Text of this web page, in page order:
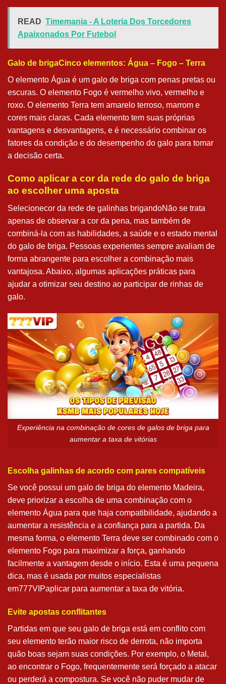
READ Timemania - A Loteria Dos Torcedores
Apaixonados Por Futebol
Galo de brigaCinco elementos: Água – Fogo – Terra
O elemento Água é um galo de briga com penas pretas ou
escuras. O elemento Fogo é vermelho vivo, vermelho e
roxo. O elemento Terra tem amarelo terroso, marrom e
cores mais claras. Cada elemento tem suas próprias
vantagens e desvantagens, e é necessário combinar os
fatores da condição e do desempenho do galo para tomar
a decisão certa.
Como aplicar a cor da rede do galo de briga
ao escolher uma aposta
Selecionecor da rede de galinhas brigandoNão se trata
apenas de observar a cor da pena, mas também de
combiná-la com as habilidades, a saúde e o estado mental
do galo de briga. Pessoas experientes sempre avaliam de
forma abrangente para escolher a combinação mais
vantajosa. Abaixo, algumas aplicações práticas para
ajudar a otimizar seu destino ao participar de rinhas de
galo.
Experiência na combinação de cores de galos de briga para
aumentar a taxa de vitórias
Escolha galinhas de acordo com pares compatíveis
Se você possui um galo de briga do elemento Madeira,
deve priorizar a escolha de uma combinação com o
elemento Água para que haja compatibilidade, ajudando a
aumentar a resistência e a confiança para a partida. Da
mesma forma, o elemento Terra deve ser combinado com o
elemento Fogo para maximizar a força, ganhando
facilmente a vantagem desde o início. Esta é uma pequena
dica, mas é usada por muitos especialistas
em777VIPaplicar para aumentar a taxa de vitória.
Evite apostas conflitantes
Partidas em que seu galo de briga está em conflito com
seu elemento terão maior risco de derrota, não importa
quão boas sejam suas condições. Por exemplo, o Metal,
ao encontrar o Fogo, frequentemente será forçado a atacar
ou perderá a compostura. Se você não puder mudar de